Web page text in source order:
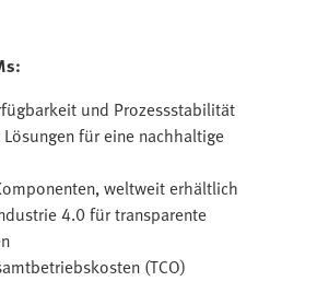
und Prozessstabilität
für eine nachhaltige
weltweit erhältlich
4.0 für transparente
(TCO)